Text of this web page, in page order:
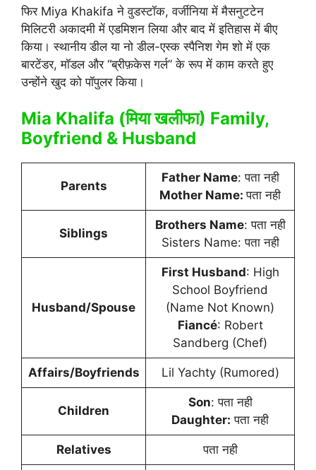
फिर Miya Khakifa ने वुडस्टॉक, वर्जीनिया में मैसनुटटेन
मिलिटरी अकादमी में एडमिशन लिया और बाद में इतिहास में बीए
किया। स्थानीय डील या नो डील-एस्क स्पैनिश गेम शो में एक
बारटेंडर, मॉडल और “ब्रीफ़केस गर्ल” के रूप में काम करते हुए
उन्होंने खुद को पॉपुलर किया।
Mia Khalifa (मिया खलीफा) Family,
Boyfriend & Husband
Parents
Father Name: पता नही
Mother Name:पता नही
Siblings
Brothers Name: पता नही
Sisters Name: पता नही
Husband/Spouse
First Husband: High
School Boyfriend
(Name Not Known)
Fiancé: Robert
Sandberg (Chef)
Affairs/Boyfriends Lil Yachty (Rumored)
Children
Son: पता नही
Daughter: पता नही
Relatives पता नही